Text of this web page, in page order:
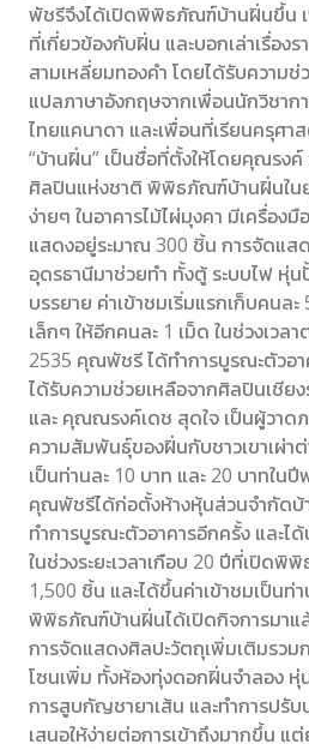
พัชรีจึงได้เปิดพิพิธภัณฑ์บ้านฝิ่นขึ้น
ที่เกี่ยวข้องกับฝิ่น และบอกเล่าเรื่อง
สามเหลี่ยมทองคำ โดยได้รับความช่
แปลภาษาอังกฤษจากเพื่อนนักวิชา
ไทยแคนาดา และเพื่อนที่เรียนครุศ
“บ้านฝิ่น” เป็นชื่อที่ตั้งให้โดยคุณรงค์
ศิลปินแห่งชาติ พิพิธภัณฑ์บ้านฝิ่นใน
ง่ายๆ ในอาคารไม้ไผ่มุงคา มีเครื่อง
แสดงอยู่ระมาณ 300 ชิ้น การจัดแส
อุดรธานีมาช่วยทำ ทั้งตู้ ระบบไฟ หุ่น
บรรยาย ค่าเข้าชมเริ่มแรกเก็บคนล
เล็กๆ ให้อีกคนละ 1 เม็ด ในช่วงเวล
2535 คุณพัชรี ได้ทำการบูรณะตัวอา
ได้รับความช่วยเหลือจากศิลปินเชีย
และ คุณณรงค์เดช สุดใจ เป็นผู้วาด
ความสัมพันธุ์ของฝิ่นกับชาวเขาเผ่า
เป็นท่านละ 10 บาท และ 20 บาทใน
คุณพัชรีได้ก่อตั้งห้างหุ้นส่วนจำกัดบ้
ทำการบูรณะตัวอาคารอีกครั้ง และไ
ในช่วงระยะเวลาเกือบ 20 ปีที่เปิดพิ
1,500 ชิ้น และได้ขึ้นค่าเข้าชมเป็นท่
พิพิธภัณฑ์บ้านฝิ่นได้เปิดกิจการมาแล้
การจัดแสดงศิลปะวัตถุเพิ่มเติมรวม
โซนเพิ่ม ทั้งห้องทุ่งดอกฝิ่นจำลอง หุ่
การสูบกัญชายาเส้น และทำการปรับ
เสนอให้ง่ายต่อการเข้าถึงมากขึ้น